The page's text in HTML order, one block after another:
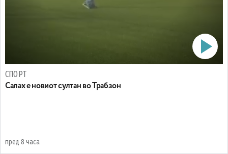
СПОРТ
Салах е новиот султан во Трабзон
пред 8 часа